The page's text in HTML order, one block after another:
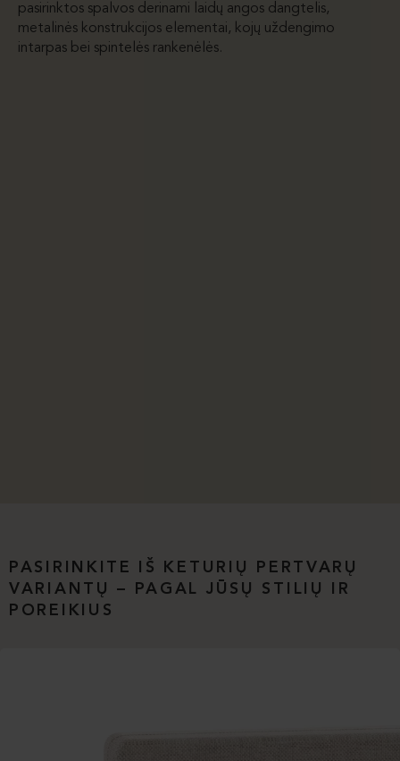
pasirinktos spalvos derinami laidų angos dangtelis,
metalinės konstrukcijos elementai, kojų uždengimo
intarpas bei spintelės rankenėlės.
PASIRINKITE IŠ KETURIŲ PERTVARŲ
VARIANTŲ – PAGAL JŪSŲ STILIŲ IR
POREIKIUS